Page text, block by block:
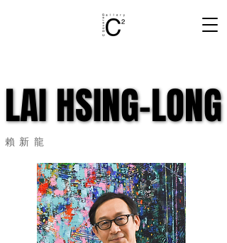
LAI HSING-LONG
LAI HSING-LONG
​賴新龍